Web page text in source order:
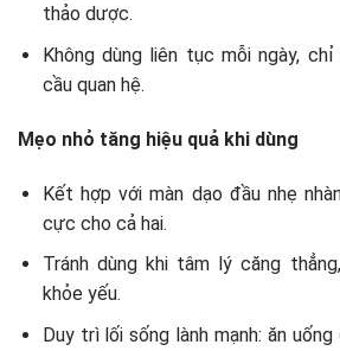
thảo dược.
Không dùng liên tục mỗi ngày,
cầu quan hệ.
Mẹo nhỏ tăng hiệu quả khi dùng
Kết hợp với màn dạo đầu nhẹ
cực cho cả hai.
Tránh dùng khi tâm lý căng
khỏe yếu.
Duy trì lối sống lành mạnh: ăn